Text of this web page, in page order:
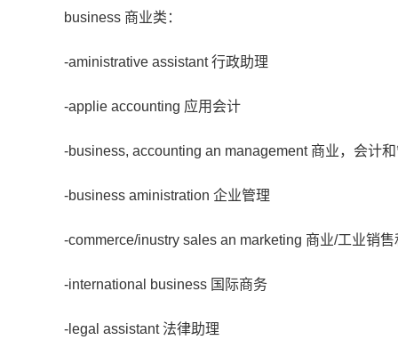
business 商业类：
-aministrative assistant 行政助理
-applie accounting 应用会计
-business, accounting an management 商业，会计
-business aministration 企业管理
-commerce/inustry sales an marketing 商业/工业销
-international business 国际商务
-legal assistant 法律助理